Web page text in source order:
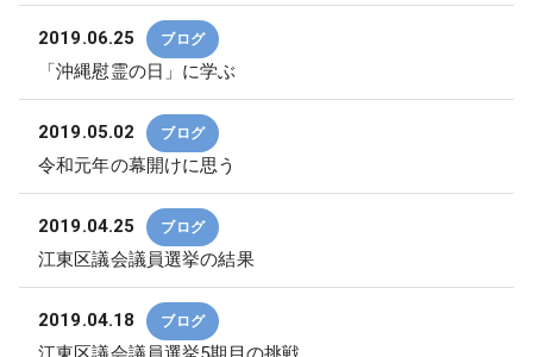
2019.06.25 ブログ
「沖縄慰霊の日」に学ぶ
2019.05.02 ブログ
令和元年の幕開けに思う
2019.04.25 ブログ
江東区議会議員選挙の結果
2019.04.18 ブログ